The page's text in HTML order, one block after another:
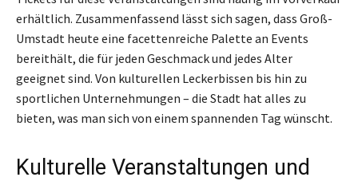
erhältlich. Zusammenfassend lässt sich sagen, dass Groß-
Umstadt heute eine facettenreiche Palette an Events
bereithält, die für jeden Geschmack und jedes Alter
geeignet sind. Von kulturellen Leckerbissen bis hin zu
sportlichen Unternehmungen – die Stadt hat alles zu
bieten, was man sich von einem spannenden Tag wünscht.
Kulturelle Veranstaltungen und